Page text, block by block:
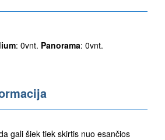
: 0vnt. Panorama: 0vnt.
gali šiek tiek skirtis nuo esančios